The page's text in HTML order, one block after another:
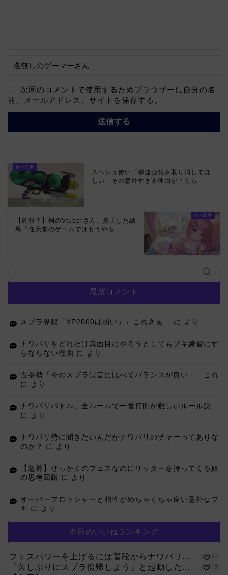
次回のコメントで使用するためブラウザーに自分の名
前、メールアドレス、サイトを保存する。
スペシュ使い「弾速強化を取り消してほ
しい」その意外すぎる理由がこちら
【朗報？】例のVtuberさん、炎上した結
果「任天堂のゲームではもうやら...
最新コメント
スプラ界隈「XP2000は弱い」←これさぁ… に より
ナワバリをどれだけ真面目にやろうとしてもブキ練習にす
らならない理由 に より
古参勢「今のスプラは昔に比べてバランスが良い」←これ
に より
ナワバリバトル、全ルールで一番打開が難しいルール説
に より
ナワバリ勢に聞きたいんだがナワバリのチャーってありな
のか？
に より
【急募】せっかくのフェスなのにリッターを持ってくる奴
の思考回路 に より
オーバーフロッシャーと相性がめちゃくちゃ良い意外なブ
キ に より
本日のいいねランキング
フェスパワーを上げるには普段からナワバリ... +7
「久しぶりにスプラ復帰しよう」と起動した... +7